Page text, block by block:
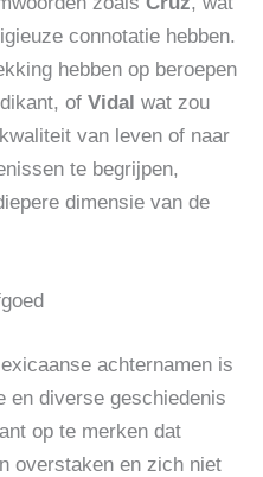
connotatie hebben.
hebben op beroepen
of Vidal wat zou
van leven of naar
te begrijpen,
dimensie van de
achternamen is
en diverse geschiedenis
op te merken dat
overstaken en zich niet